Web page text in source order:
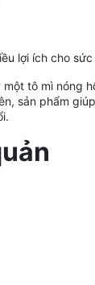
lợi ích cho sức
tô mì nóng
sản phẩm